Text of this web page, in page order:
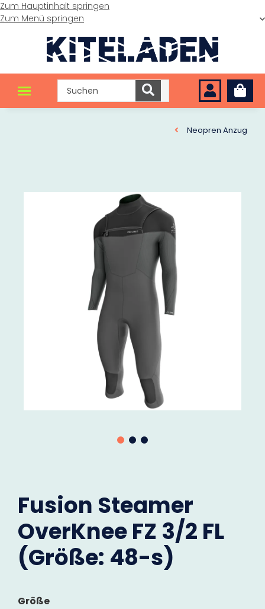
Zum Hauptinhalt springen
Zum Menü springen
Neopren Anzug
Fusion Steamer
OverKnee FZ 3/2 FL
(Größe: 48-s)
Größe